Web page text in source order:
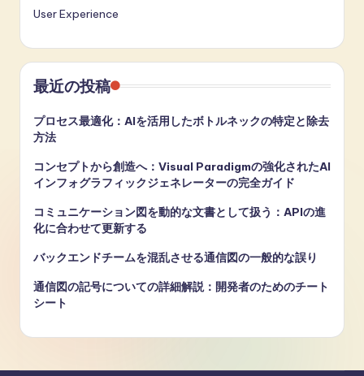
User Experience
最近の投稿
プロセス最適化：AIを活用したボトルネックの特定と除去
方法
コンセプトから創造へ：Visual Paradigmの強化されたAI
インフォグラフィックジェネレーターの完全ガイド
コミュニケーション図を動的な文書として扱う：APIの進
化に合わせて更新する
バックエンドチームを混乱させる通信図の一般的な誤り
通信図の記号についての詳細解説：開発者のためのチート
シート